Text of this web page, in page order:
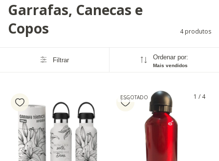
Garrafas, Canecas e
Copos
4 produtos
Filtrar Ordenar por:
Mais vendidos
1 / 4
ESGOTADO